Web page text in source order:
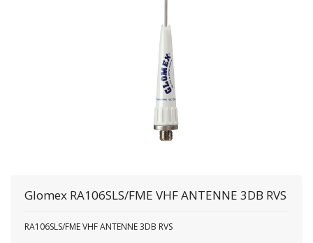
Glomex RA106SLS/FME VHF ANTENNE 3DB RVS
RA106SLS/FME VHF ANTENNE 3DB RVS